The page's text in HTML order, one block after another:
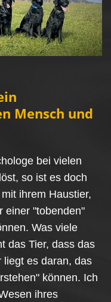
Mensch und
bei vielen
so ist es doch
ihrem Haustier,
einer "tobenden"
Was viele
das Tier, dass das
liegt es daran, das
können. Ich
ihres